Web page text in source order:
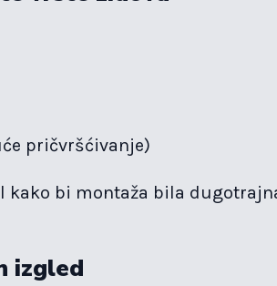
pričvršćivanje)
bi montaža bila
izgled